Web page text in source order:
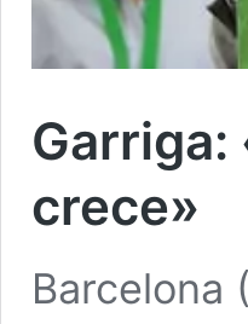
Garriga:
crece»
Barcelona